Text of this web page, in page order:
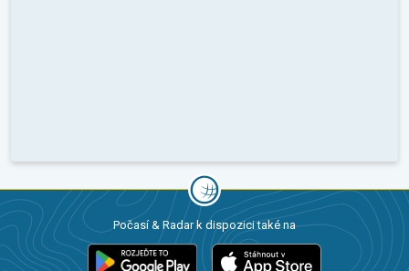
Počasí & Radar k dispozici také na